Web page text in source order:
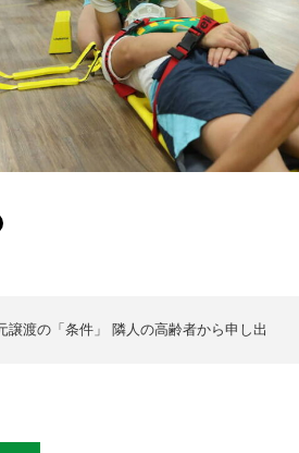
譲渡の「条件」 隣人の高齢者から申し出